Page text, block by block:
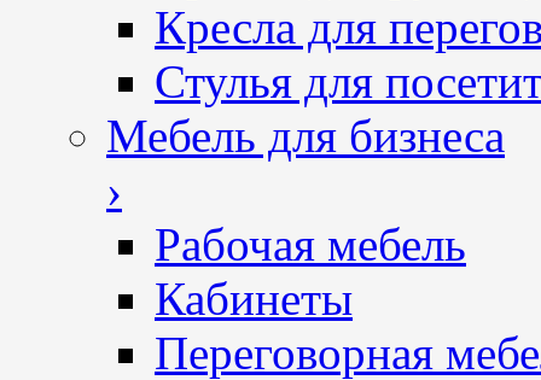
Кресла для
Стулья для
Мебель для бизнеса
›
Рабочая мебель
Кабинеты
Переговорная